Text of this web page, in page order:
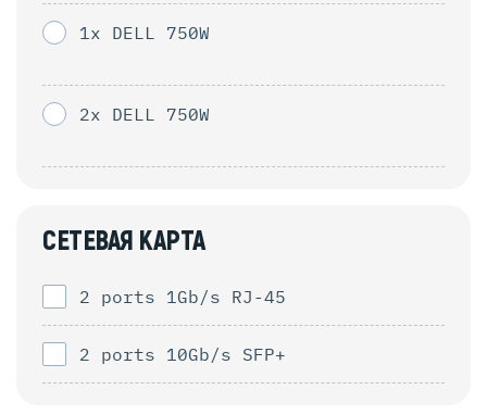
1x DELL 750W
2x DELL 750W
СЕТЕВАЯ КАРТА
2 ports 1Gb/s RJ-45
2 ports 10Gb/s SFP+